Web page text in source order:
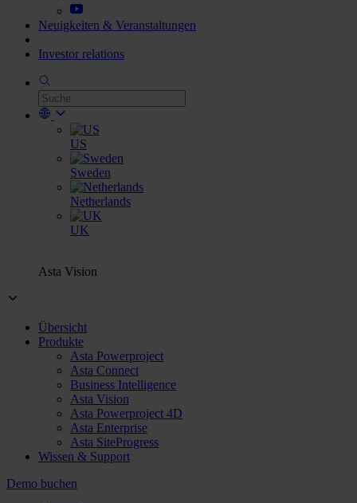
Neuigkeiten & Veranstaltungen
Investor relations
US
Sweden
Netherlands
UK
Asta Vision
Übersicht
Produkte
Asta Powerproject
Asta Connect
Business Intelligence
Asta Vision
Asta Powerproject 4D
Asta Enterprise
Asta SiteProgress
Wissen & Support
Demo buchen